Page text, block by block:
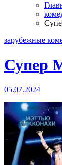
зарубежные
Супер
05.07.2024